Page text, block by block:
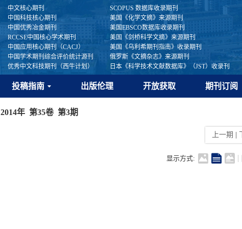
中文核心期刊
SCOPUS 数据库收录期刊
中国科技核心期刊
美国《化学文摘》来源期刊
中国优秀冶金期刊
美国EBSCO数据库收录期刊
RCCSE中国核心学术期刊
美国《剑桥科学文摘》来源期刊
中国应用核心期刊（CACJ）
美国《乌利希期刊指南》收录期刊
中国学术期刊综合评价统计源刊
俄罗斯《文摘杂志》来源期刊
优秀中文科技期刊（西牛计划）
日本《科学技术文献数据库》（JST）收录刊
投稿指南 出版伦理 开放获取 期刊订阅
2014年 第35卷 第3期
上一期
显示方式: